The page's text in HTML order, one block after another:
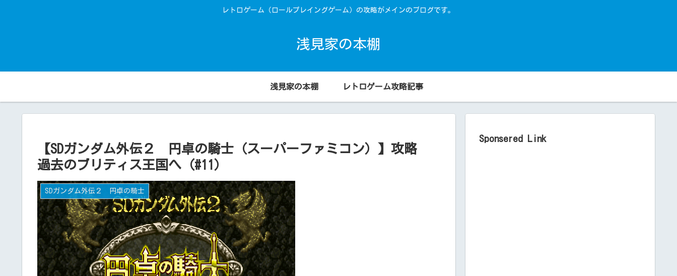
レトロゲーム（ロールプレイングゲーム）の攻略がメインのブログです。
浅見家の本棚
浅見家の本棚 レトロゲーム攻略記事
【SDガンダム外伝２ 円卓の騎士（スーパーファミコン）】攻略
過去のブリティス王国へ（#11）
SDガンダム外伝２ 円卓の騎士
Sponsered Link